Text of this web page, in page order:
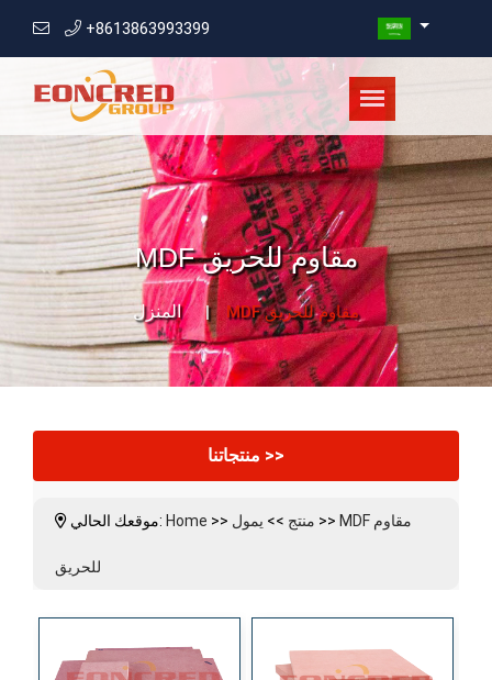
+8613863993399
MDF مقاوم للحريق
المنزل MDF مقاوم للحريق
منتجاتنا >>
موقعك الحالي: Home >> منتج >> يمول >> MDF مقاوم
للحريق